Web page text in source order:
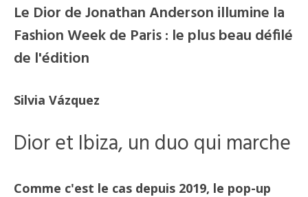
Le Dior de Jonathan Anderson illumine la
Fashion Week de Paris : le plus beau défilé
de l'édition
Silvia Vázquez
Dior et Ibiza, un duo qui marche
Comme c'est le cas depuis 2019, le pop-up